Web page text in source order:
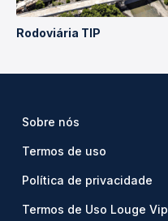
Rodoviária TIP
Sobre nós
Termos de uso
Política de privacidade
Termos de Uso Louge Vip